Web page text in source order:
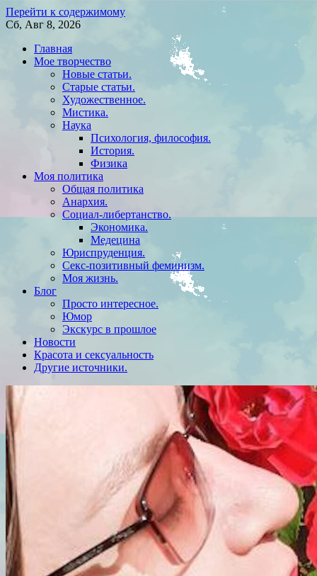
Перейти к содержимому
Сб, Авг 8, 2026
Главная
Мое творчество
Новые статьи.
Старые статьи.
Художественное.
Мистика.
Наука
Психология, философия.
История.
Физика
Моя политика
Общая политика
Анархия.
Социал-либертанство.
Экономика.
Медецина
Юриспруденция.
Секс-позитивный феминизм.
Моя жизнь.
Блог
Просто интересное.
Юмор
Экскурс в прошлое
Новости
Красота и сексуальность
Другие источники.